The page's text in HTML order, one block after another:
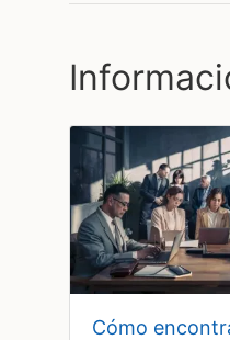
cómo encontrar un